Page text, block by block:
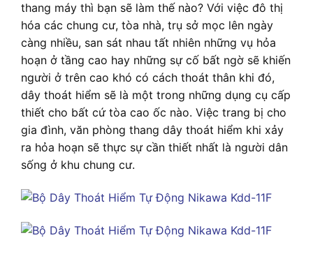
thang máy thì bạn sẽ làm thế nào? Với việc đô thị
hóa các chung cư, tòa nhà, trụ sở mọc lên ngày
càng nhiều, san sát nhau tất nhiên những vụ hỏa
hoạn ở tầng cao hay những sự cố bất ngờ sẽ khiến
người ở trên cao khó có cách thoát thân khi đó,
dây thoát hiểm sẽ là một trong những dụng cụ cấp
thiết cho bất cứ tòa cao ốc nào. Việc trang bị cho
gia đình, văn phòng thang dây thoát hiểm khi xảy
ra hỏa hoạn sẽ thực sự cần thiết nhất là người dân
sống ở khu chung cư.